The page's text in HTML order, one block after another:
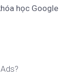
học Google